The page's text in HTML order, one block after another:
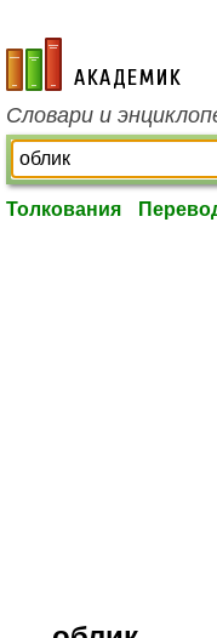
academic.ru
Словари и
Толкования